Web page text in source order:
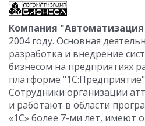
Компания "Автоматизация
2004 году. Основная
разработка и внедрение
бизнесом на предприятиях
платформе
Сотрудники организации
и работают в области
«1С» более 7-ми лет, имеют